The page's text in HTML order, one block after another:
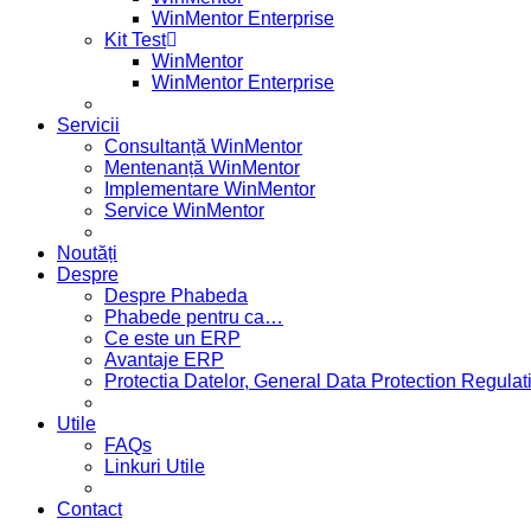
WinMentor Enterprise
Kit Test
WinMentor
WinMentor Enterprise
Servicii
Consultanță WinMentor
Mentenanță WinMentor
Implementare WinMentor
Service WinMentor
Noutăți
Despre
Despre Phabeda
Phabede pentru ca…
Ce este un ERP
Avantaje ERP
Protectia Datelor, General Data Protection
Utile
FAQs
Linkuri Utile
Contact